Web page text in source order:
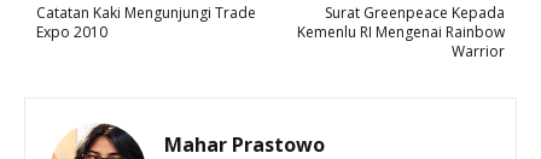
Surat Greenpeace Kepada
Kemenlu RI Mengenai Rainbow
Warrior
Catatan Kaki Mengunjungi Trade
Expo 2010
Mahar Prastowo